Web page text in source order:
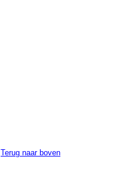
Terug naar boven